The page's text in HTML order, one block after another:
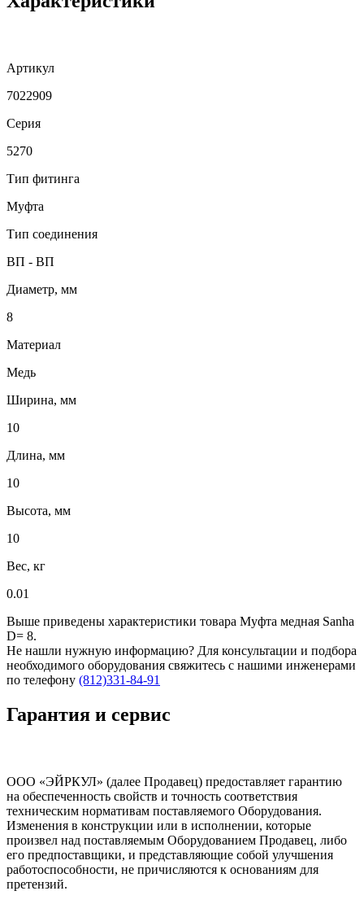
Артикул
7022909
Серия
5270
Тип фитинга
Муфта
Тип соединения
ВП - ВП
Диаметр, мм
8
Материал
Медь
Ширина, мм
10
Длина, мм
10
Высота, мм
10
Вес, кг
0.01
Выше приведены характеристики товара Муфта медная Sanha
D= 8.
Не нашли нужную информацию? Для консультации и подбора
необходимого оборудования свяжитесь с нашими инженерами
по телефону (812)331-84-91
Гарантия и сервис
ООО «ЭЙРКУЛ» (далее Продавец) предоставляет гарантию
на обеспеченность свойств и точность соответствия
техническим нормативам поставляемого Оборудования.
Изменения в конструкции или в исполнении, которые
произвел над поставляемым Оборудованием Продавец, либо
его предпоставщики, и представляющие собой улучшения
работоспособности, не причисляются к основаниям для
претензий.